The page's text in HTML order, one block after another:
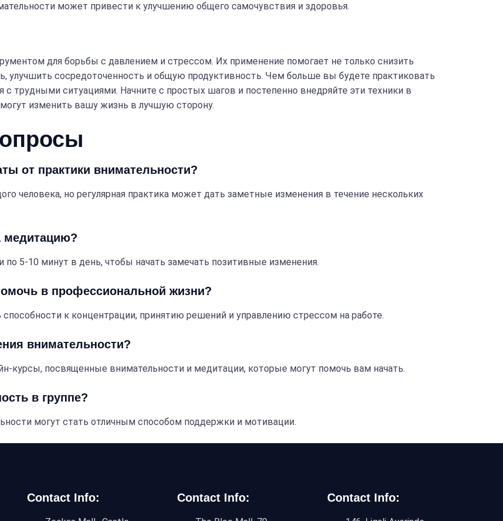
может привести к улучшению общего самочувствия и здоровья.
для борьбы с давлением и стрессом. Их применение помогает не только снизить
улучшить сосредоточенность и общую продуктивность. Чем больше вы будете практиковать
с трудными ситуациями. Начните с простых шагов и постепенно внедряйте эти техники в
изменить вашу жизнь в лучшую сторону.
от практики внимательности?
человека, но регулярная практика может дать заметные изменения в течение нескольких
медитацию?
5-10 минут в день, чтобы начать замечать позитивные изменения.
в профессиональной жизни?
к концентрации, принятию решений и управлению стрессом на работе.
внимательности?
курсы, посвященные внимательности и медитации, которые могут помочь вам начать.
в группе?
могут стать отличным способом поддержки и мотивации.
Contact Info: Contact Info: Contact Info: